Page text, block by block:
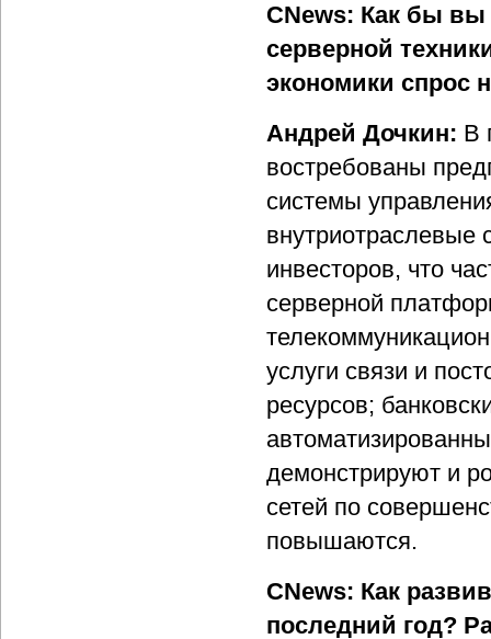
CNews: Как бы вы
серверной
экономики спрос
Андрей Дочкин: В
востребованы
системы
внутриотраслевые
инвесторов, что
серверной
услуги связи и
ресурсов;
демонстрируют и
сетей по
повышаются.
CNews: Как
последний год?